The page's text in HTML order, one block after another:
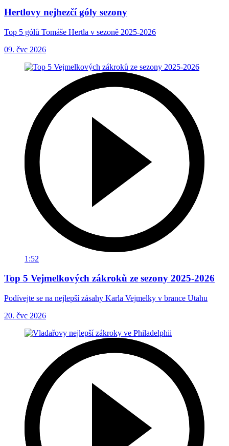
Hertlovy nejhezčí góly sezony
Top 5 gólů Tomáše Hertla v sezoně 2025-2026
09. čvc 2026
1:52
Top 5 Vejmelkových zákroků ze sezony 2025-2026
Podívejte se na nejlepší zásahy Karla Vejmelky v brance Utahu
20. čvc 2026